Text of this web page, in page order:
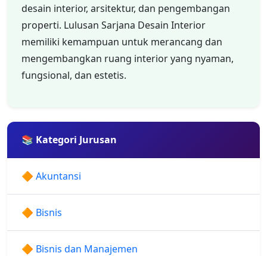
desain interior, arsitektur, dan pengembangan
properti. Lulusan Sarjana Desain Interior
memiliki kemampuan untuk merancang dan
mengembangkan ruang interior yang nyaman,
fungsional, dan estetis.
📚 Kategori Jurusan
🔶 Akuntansi
🔶 Bisnis
🔶 Bisnis dan Manajemen